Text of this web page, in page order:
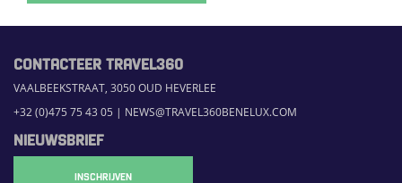
CONTACTEER TRAVEL360
VAALBEEKSTRAAT, 3050 OUD HEVERLEE
+32 (0)475 75 43 05 | NEWS@TRAVEL360BENELUX.COM
NIEUWSBRIEF
INSCHRIJVEN